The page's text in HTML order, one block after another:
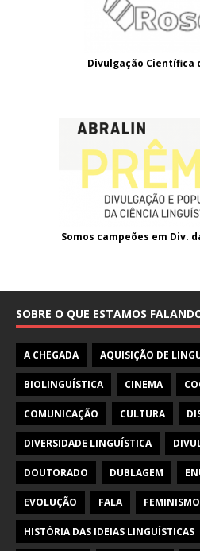
Divulgação Científica
Somos campeões em Div.
SOBRE O QUE ESTAMOS
A CHEGADA AQUISIÇÃO DE
BIOLINGUÍSTICA CINEMA
COMUNICAÇÃO CULTURA
DIVERSIDADE LINGUÍSTICA
DOUTORADO DUBLAGEM
EVOLUÇÃO FALA FEMINISMO
HISTÓRIA DAS IDEIAS LINGUÍSTICAS